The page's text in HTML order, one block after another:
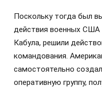
Поскольку тогда был
действия военных США
Кабула, решили
командования.
самостоятельно
оперативную группу,